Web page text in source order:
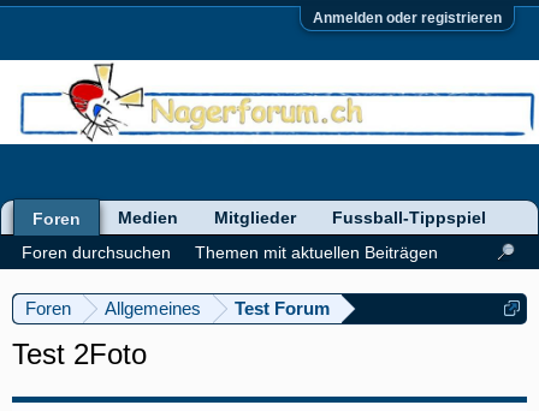
Anmelden oder registrieren
Foren Allgemeines Test Forum
Test 2Foto
Foren
Foren durchsuchen
Themen mit aktuellen Beiträgen
Medien Mitglieder Fussball-Tippspiel